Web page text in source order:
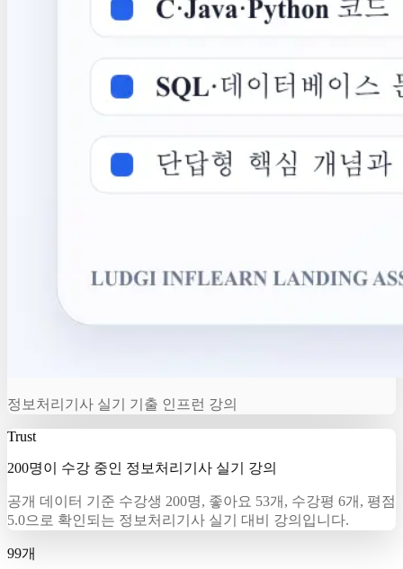
정보처리기사 실기 기출 인프런 강의
Trust
200명이 수강 중인 정보처리기사 실기 강의
공개 데이터 기준 수강생 200명, 좋아요 53개, 수강평 6개, 평점
5.0으로 확인되는 정보처리기사 실기 대비 강의입니다.
99개